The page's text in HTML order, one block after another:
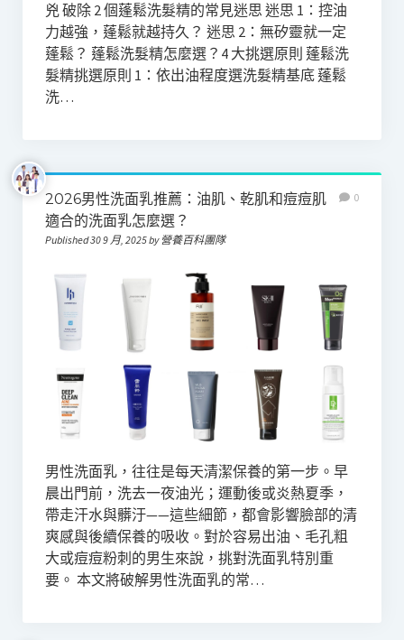
兇 破除 2 個蓬鬆洗髮精的常見迷思 迷思 1：控油
力越強，蓬鬆就越持久？ 迷思 2：無矽靈就一定
蓬鬆？ 蓬鬆洗髮精怎麼選？4 大挑選原則 蓬鬆洗
髮精挑選原則 1：依出油程度選洗髮精基底 蓬鬆
洗…
2026男性洗面乳推薦：油肌、乾肌和痘痘肌
適合的洗面乳怎麼選？
Published 30 9 月, 2025 by 營養百科團隊
0
男性洗面乳，往往是每天清潔保養的第一步。早
晨出門前，洗去一夜油光；運動後或炎熱夏季，
帶走汗水與髒汙——這些細節，都會影響臉部的清
爽感與後續保養的吸收。對於容易出油、毛孔粗
大或痘痘粉刺的男生來說，挑對洗面乳特別重
要。 本文將破解男性洗面乳的常…